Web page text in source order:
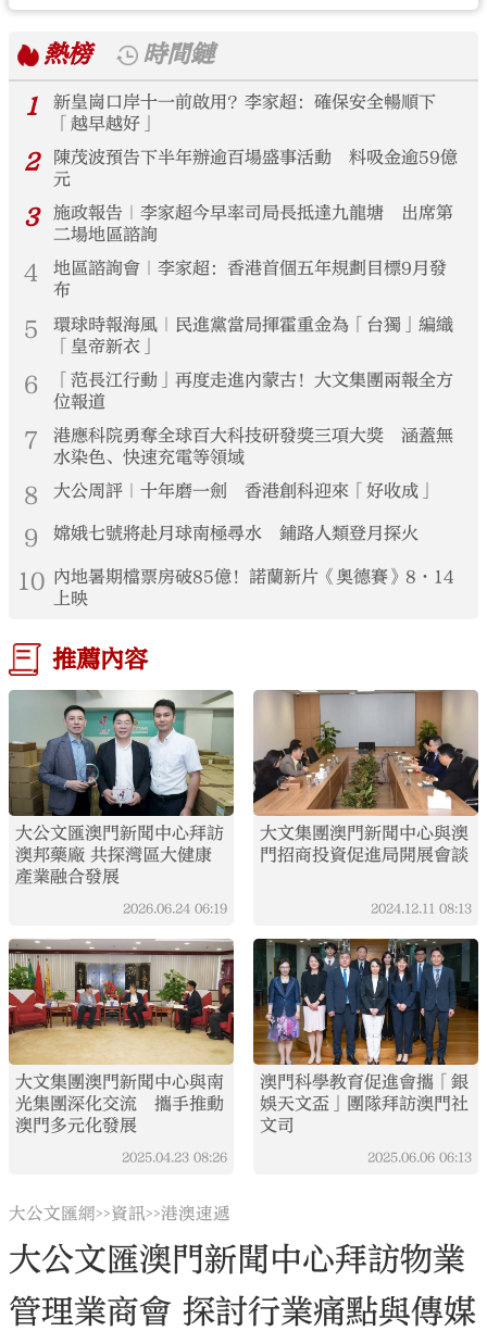
熱榜
時間鏈
1
新皇崗口岸十一前啟用？李家超：確保安全暢順下
「越早越好」
2
陳茂波預告下半年辦逾百場盛事活動 料吸金逾59億
元
3
施政報告｜李家超今早率司局長抵達九龍塘 出席第
二場地區諮詢
4
地區諮詢會｜李家超：香港首個五年規劃目標9月發
布
5
環球時報海風｜民進黨當局揮霍重金為「台獨」編織
「皇帝新衣」
6
「范長江行動」再度走進內蒙古！大文集團兩報全方
位報道
7
港應科院勇奪全球百大科技研發獎三項大獎 涵蓋無
水染色、快速充電等領域
8 大公周評｜十年磨一劍 香港創科迎來「好收成」
9 嫦娥七號將赴月球南極尋水 鋪路人類登月探火
10 內地暑期檔票房破85億！諾蘭新片《奧德賽》8·14
上映
推薦內容
大公文匯澳門新聞中心拜訪
澳邦藥廠 共探灣區大健康
產業融合發展
2026.06.24 06:19
大文集團澳門新聞中心與澳
門招商投資促進局開展會談
2024.12.11 08:13
大文集團澳門新聞中心與南
光集團深化交流 攜手推動
澳門多元化發展
2025.04.23 08:26
澳門科學教育促進會攜「銀
娛天文盃」團隊拜訪澳門社
文司
2025.06.06 06:13
大公文匯網>>資訊>>港澳速遞
大公文匯澳門新聞中心拜訪物業
管理業商會 探討行業痛點與傳媒